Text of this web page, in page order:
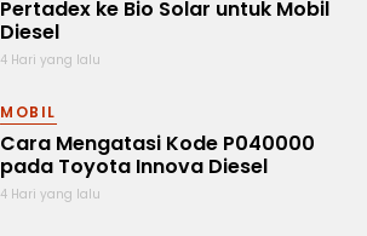
Pertadex ke Bio Solar untuk Mobil
Diesel
4 Hari yang lalu
MOBIL
Cara Mengatasi Kode P040000
pada Toyota Innova Diesel
4 Hari yang lalu